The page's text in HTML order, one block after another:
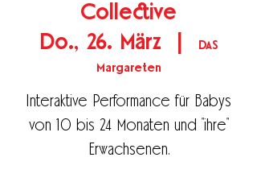
Collective
Do., 26. März
  |
DAS
Margareten
Interaktive Performance für Babys
von 10 bis 24 Monaten und "ihre"
Erwachsenen.